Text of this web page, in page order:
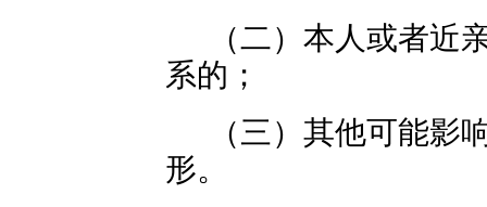
（二）本人或者近
系的；
（三）其他可能影
形。